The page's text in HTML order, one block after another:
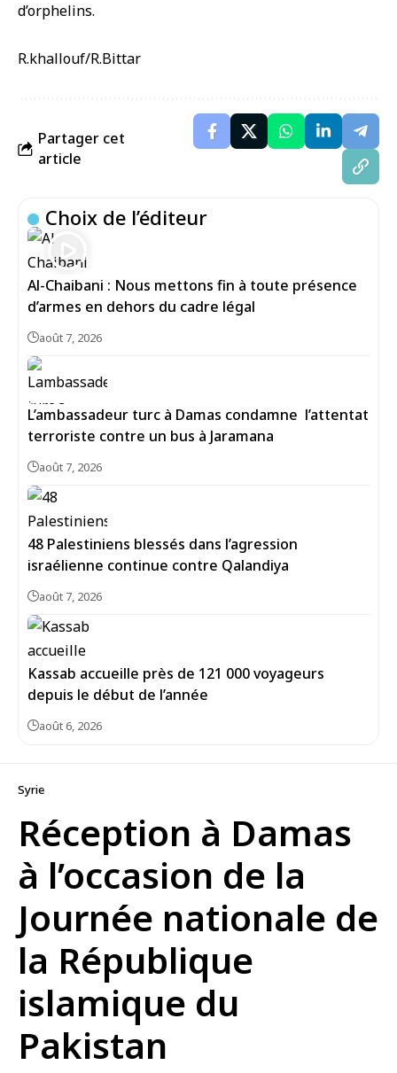
d’orphelins.
R.khallouf/R.Bittar
Partager cet
article
Choix de l’éditeur
Al-Chaibani : Nous mettons fin à toute présence
d’armes en dehors du cadre légal
août 7, 2026
L’ambassadeur turc à Damas condamne l’attentat
terroriste contre un bus à Jaramana
août 7, 2026
48 Palestiniens blessés dans l’agression
israélienne continue contre Qalandiya
août 7, 2026
Kassab accueille près de 121 000 voyageurs
depuis le début de l’année
août 6, 2026
Syrie
Réception à Damas
à l’occasion de la
Journée nationale de
la République
islamique du
Pakistan